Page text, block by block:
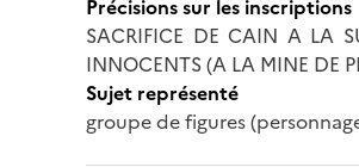
Précisions sur les inscriptions
SACRIFICE DE CAIN A LA
INNOCENTS (A LA MINE DE
Sujet représenté
groupe de figures